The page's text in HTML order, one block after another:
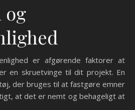
og
er afgørende faktorer at
en skruetvinge til dit projekt. En
der bruges til at fastgøre emner
at det er nemt og behageligt at